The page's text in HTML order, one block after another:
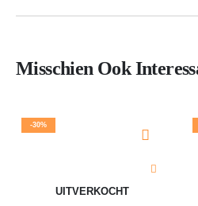
Misschien Ook
-30%
UITVERKOCHT